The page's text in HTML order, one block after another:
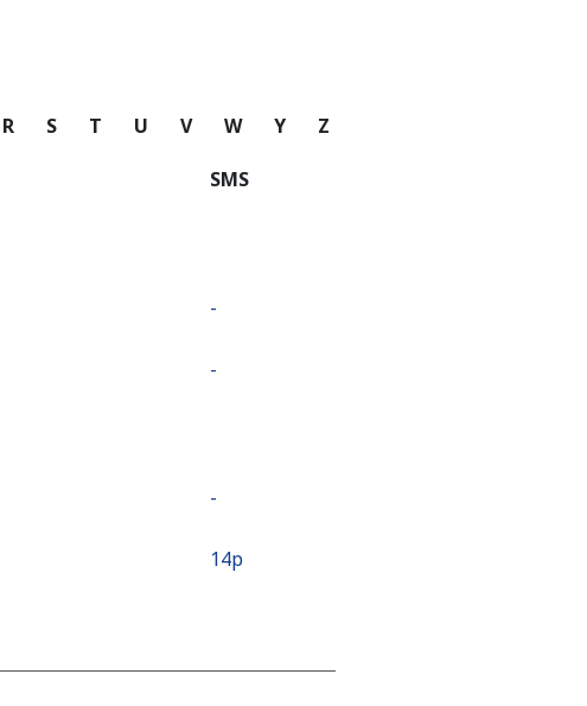
R S T U V W Y Z
SMS
-
-
-
⁦14p⁩